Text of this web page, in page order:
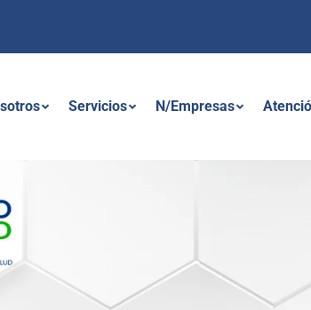
Servicios N/Empresas